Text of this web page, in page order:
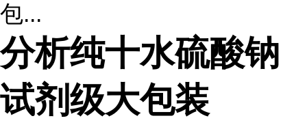
包...
分析纯十水硫酸钠
试剂级大包装